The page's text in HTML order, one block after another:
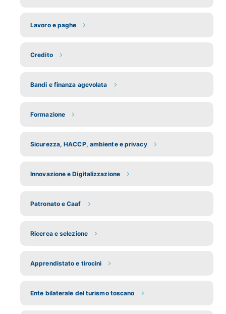
Lavoro e paghe
Credito
Bandi e finanza agevolata
Formazione
Sicurezza, HACCP, ambiente e privacy
Innovazione e Digitalizzazione
Patronato e Caaf
Ricerca e selezione
Apprendistato e tirocini
Ente bilaterale del turismo toscano